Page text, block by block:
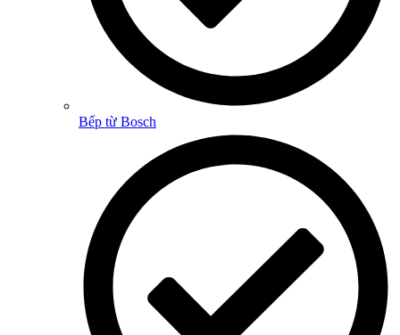
Bếp từ Bosch